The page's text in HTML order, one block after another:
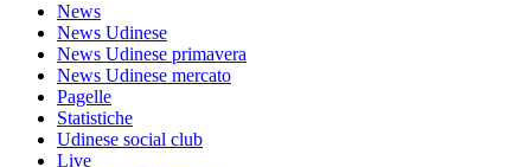
News
News Udinese
News Udinese primavera
News Udinese mercato
Pagelle
Statistiche
Udinese social club
Live